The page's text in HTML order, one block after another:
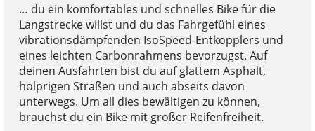
… du ein komfortables und schnelles Bike für die
Langstrecke willst und du das Fahrgefühl eines
vibrationsdämpfenden IsoSpeed-Entkopplers und
eines leichten Carbonrahmens bevorzugst. Auf
deinen Ausfahrten bist du auf glattem Asphalt,
holprigen Straßen und auch abseits davon
unterwegs. Um all dies bewältigen zu können,
brauchst du ein Bike mit großer Reifenfreiheit.